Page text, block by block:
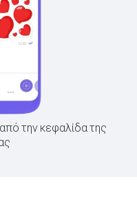
την κεφαλίδα της